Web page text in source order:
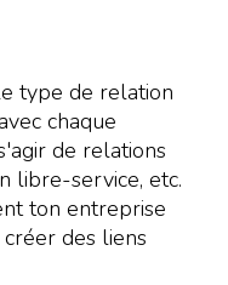
type de relation
chaque
de relations
libre-service, etc.
ton entreprise
des liens